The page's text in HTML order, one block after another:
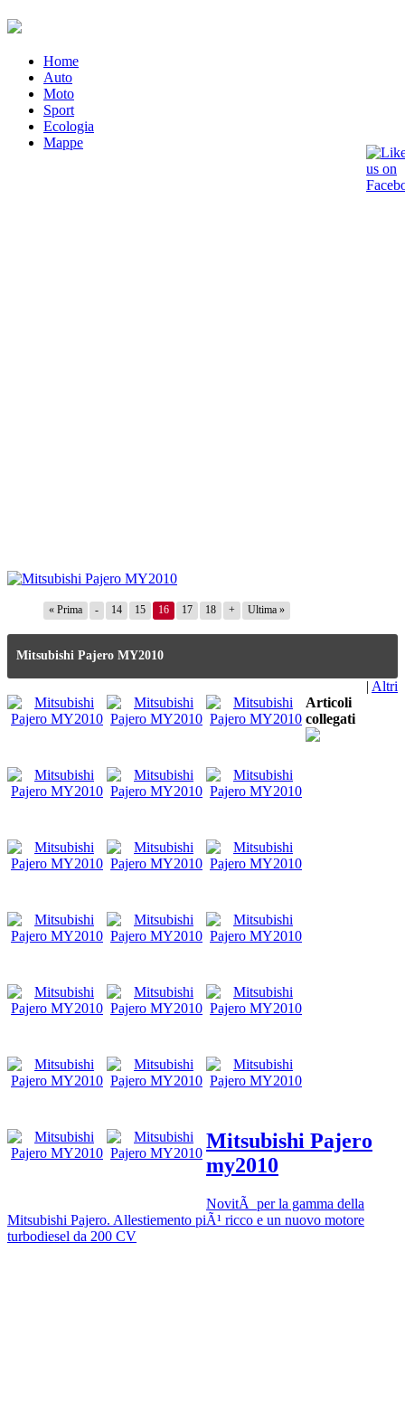
Home
Auto
Moto
Sport
Ecologia
Mappe
« Prima - 14 15 16 17 18 + Ultima »
Mitsubishi Pajero MY2010
| Altri
Articoli
collegati
Mitsubishi Pajero
my2010
NovitÃ per la gamma della
Mitsubishi Pajero. Allestiemento piÃ¹ ricco e un nuovo motore
turbodiesel da 200 CV